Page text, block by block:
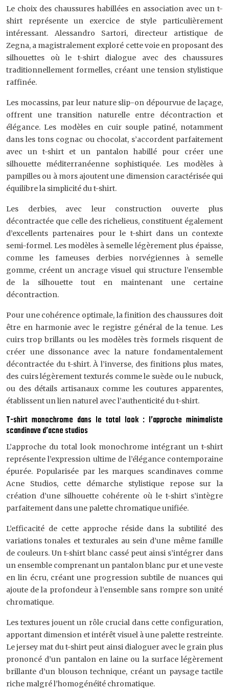
Le choix des chaussures habillées en association avec un t-
shirt représente un exercice de style particulièrement
intéressant. Alessandro Sartori, directeur artistique de
Zegna, a magistralement exploré cette voie en proposant des
silhouettes où le t-shirt dialogue avec des chaussures
traditionnellement formelles, créant une tension stylistique
raffinée.
Les mocassins, par leur nature slip-on dépourvue de laçage,
offrent une transition naturelle entre décontraction et
élégance. Les modèles en cuir souple patiné, notamment
dans les tons cognac ou chocolat, s’accordent parfaitement
avec un t-shirt et un pantalon habillé pour créer une
silhouette méditerranéenne sophistiquée. Les modèles à
pampilles ou à mors ajoutent une dimension caractérisée qui
équilibre la simplicité du t-shirt.
Les derbies, avec leur construction ouverte plus
décontractée que celle des richelieus, constituent également
d’excellents partenaires pour le t-shirt dans un contexte
semi-formel. Les modèles à semelle légèrement plus épaisse,
comme les fameuses derbies norvégiennes à semelle
gomme, créent un ancrage visuel qui structure l’ensemble
de la silhouette tout en maintenant une certaine
décontraction.
Pour une cohérence optimale, la finition des chaussures doit
être en harmonie avec le registre général de la tenue. Les
cuirs trop brillants ou les modèles très formels risquent de
créer une dissonance avec la nature fondamentalement
décontractée du t-shirt. À l’inverse, des finitions plus mates,
des cuirs légèrement texturés comme le suède ou le nubuck,
ou des détails artisanaux comme les coutures apparentes,
établissent un lien naturel avec l’authenticité du t-shirt.
T-shirt monochrome dans le total look : l’approche minimaliste
scandinave d’acne studios
L’approche du total look monochrome intégrant un t-shirt
représente l’expression ultime de l’élégance contemporaine
épurée. Popularisée par les marques scandinaves comme
Acne Studios, cette démarche stylistique repose sur la
création d’une silhouette cohérente où le t-shirt s’intègre
parfaitement dans une palette chromatique unifiée.
L’efficacité de cette approche réside dans la subtilité des
variations tonales et texturales au sein d’une même famille
de couleurs. Un t-shirt blanc cassé peut ainsi s’intégrer dans
un ensemble comprenant un pantalon blanc pur et une veste
en lin écru, créant une progression subtile de nuances qui
ajoute de la profondeur à l’ensemble sans rompre son unité
chromatique.
Les textures jouent un rôle crucial dans cette configuration,
apportant dimension et intérêt visuel à une palette restreinte.
Le jersey mat du t-shirt peut ainsi dialoguer avec le grain plus
prononcé d’un pantalon en laine ou la surface légèrement
brillante d’un blouson technique, créant un paysage tactile
riche malgré l’homogénéité chromatique.